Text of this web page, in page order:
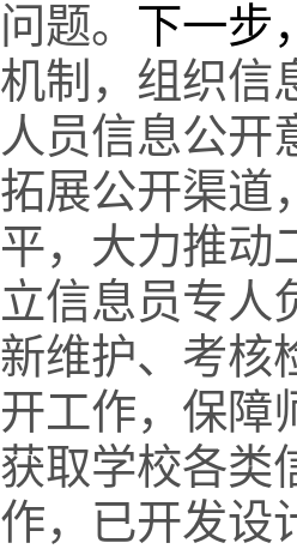
问题。 下一步
机制，组织信
人员信息公开
拓展公开渠道
平，大力推动
立信息员专人
新维护、考核
开工作，保障
获取学校各类
作，已开发设